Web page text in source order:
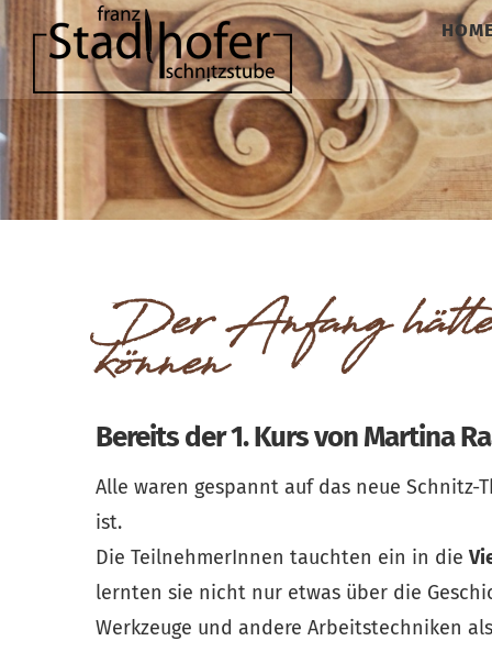
Inhalt
springen
Der Anfang hätte
können
Bereits der 1. Kurs von Martina
Alle waren gespannt auf das neue
ist.
Die TeilnehmerInnen tauchten ein in die
lernten sie nicht nur etwas über die
Werkzeuge und andere Arbeitstechniken